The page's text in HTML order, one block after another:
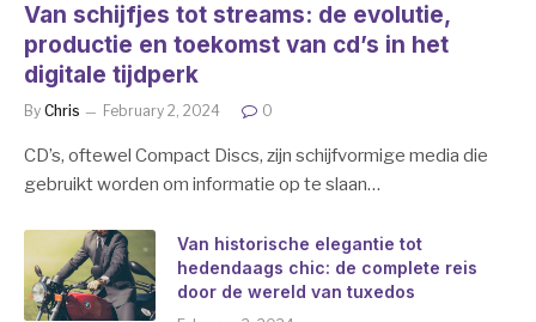
Van schijfjes tot streams: de evolutie,
productie en toekomst van cd’s in het
digitale tijdperk
By Chris February 2, 2024 0
CD’s, oftewel Compact Discs, zijn schijfvormige media die
gebruikt worden om informatie op te slaan…
Van historische elegantie tot
hedendaags chic: de complete reis
door de wereld van tuxedos